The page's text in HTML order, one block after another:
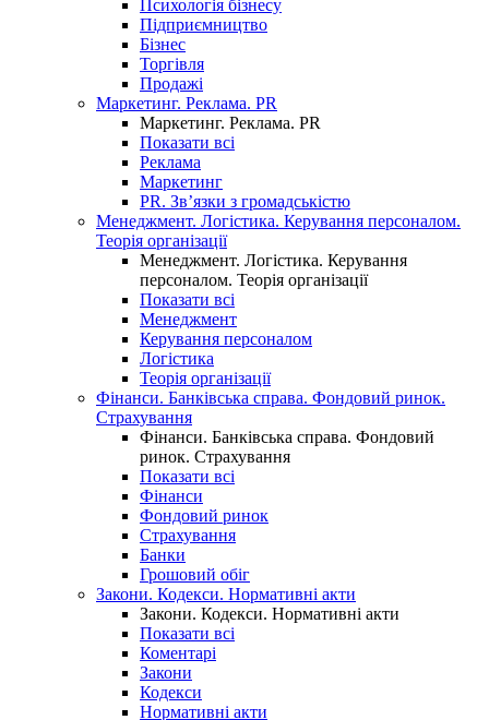
Психологія бізнесу
Підприємництво
Бізнес
Торгівля
Продажі
Маркетинг. Реклама. PR
Маркетинг. Реклама. PR
Показати всі
Реклама
Маркетинг
PR. Зв’язки з громадськістю
Менеджмент. Логістика. Керування персоналом.
Теорія організації
Менеджмент. Логістика. Керування
персоналом. Теорія організації
Показати всі
Менеджмент
Керування персоналом
Логістика
Теорія організації
Фінанси. Банківська справа. Фондовий ринок.
Страхування
Фінанси. Банківська справа. Фондовий
ринок. Страхування
Показати всі
Фінанси
Фондовий ринок
Страхування
Банки
Грошовий обіг
Закони. Кодекси. Нормативні акти
Закони. Кодекси. Нормативні акти
Показати всі
Коментарі
Закони
Кодекси
Нормативні акти